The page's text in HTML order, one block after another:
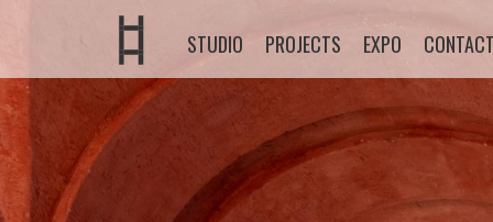
STUDIO PROJECTS EXPO